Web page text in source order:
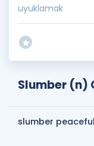
uyuklamak
Slumber (n)
slumber